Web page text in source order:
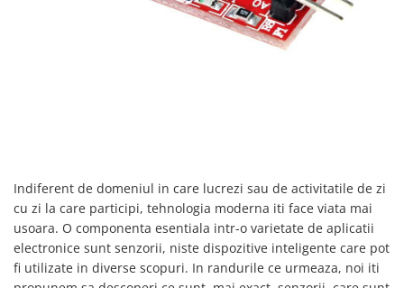
Chei Inelare cu Cot
Rulete
Nivele cu bula
Truse de Scule
Scule Electrice
TOPDON
TAXNELE
TENPOWER
VICTOR
VETO PRO PAC
Indiferent de domeniul in care lucrezi sau de activitatile de zi
cu zi la care participi, tehnologia moderna iti face viata mai
usoara. O componenta esentiala intr-o varietate de aplicatii
electronice sunt senzorii, niste dispozitive inteligente care pot
fi utilizate in diverse scopuri. In randurile ce urmeaza, noi iti